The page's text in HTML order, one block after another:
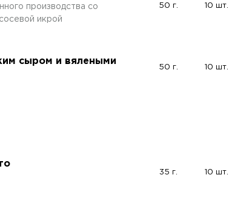
производства со
икрой
50 г. 10 шт.
сыром и вялеными
50 г. 10 шт.
35 г. 10 шт.